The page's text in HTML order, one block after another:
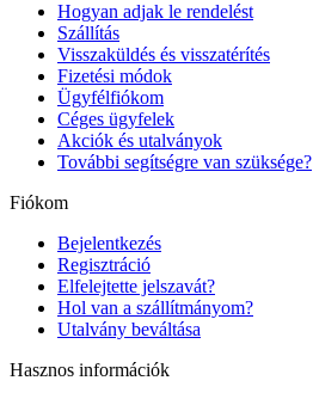
Hogyan adjak le rendelést
Szállítás
Visszaküldés és visszatérítés
Fizetési módok
Ügyfélfiókom
Céges ügyfelek
Akciók és utalványok
További segítségre van szüksége?
Fiókom
Bejelentkezés
Regisztráció
Elfelejtette jelszavát?
Hol van a szállítmányom?
Utalvány beváltása
Hasznos információk